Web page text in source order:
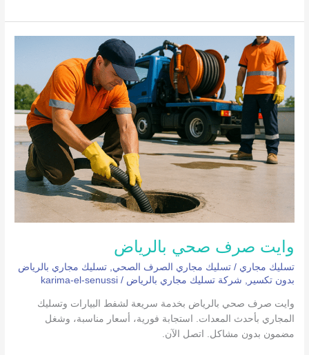
وايت صرف صحي بالرياض
تسليك مجاري /تسليك مجاري الصرف الصحي ,تسليك مجاري بالرياض
بدون تكسير
شركة تسليك مجاري بالرياض /
karima-el-senussi
وايت صرف صحي بالرياض بخدمة سريعة لشفط البيارات وتسليك
المجاري بأحدث المعدات. استجابة فورية، أسعار مناسبة، وشغل
مضمون بدون مشاكل. اتصل الآن.
وايت
صرف
صحي
بالرياض